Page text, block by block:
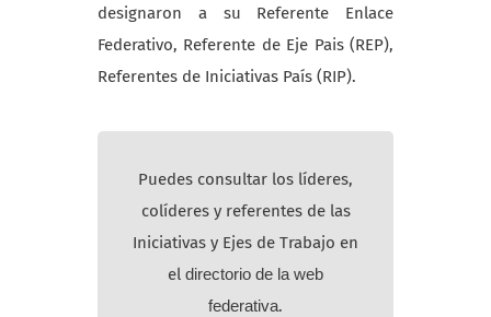
designaron a su Referente Enlace
Federativo, Referente de Eje Pais (REP),
Referentes de Iniciativas País (RIP).
Puedes consultar los líderes,
colíderes y referentes de las
Iniciativas y Ejes de Trabajo en
el directorio de la web
federativa.